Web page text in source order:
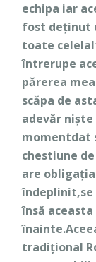
echipa iar
fost deținut
toate
întrerupe
părerea
scăpa de
adevăr
momentdat
chestiune
are
însă
tradițional